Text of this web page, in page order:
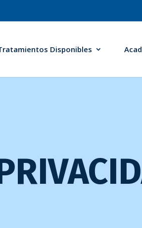
Disponibles